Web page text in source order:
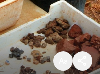
Klein
Standaard
Groot